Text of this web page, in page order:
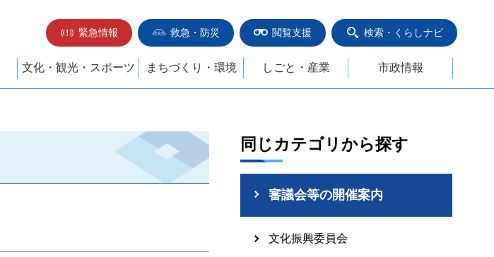
緊急情報
救急・防災 閲覧支援 検索・くらしナビ
文化・観光・スポーツ まちづくり・環境 しごと・産業 市政情報
同じカテゴリから探す
審議会等の開催案内
文化振興委員会